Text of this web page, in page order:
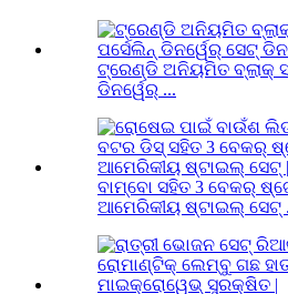
ଟ୍ରେଣ୍ଡି ଅନିୟମିତ ବ୍ଲାକ୍
ଡିନର୍ୱେର୍ ...
ବାମ୍ବୋ ସହିତ 3 ବେକର୍
ଆମେରିକୀୟ ଷ୍ଟାଇଲ୍ ସେଟ୍